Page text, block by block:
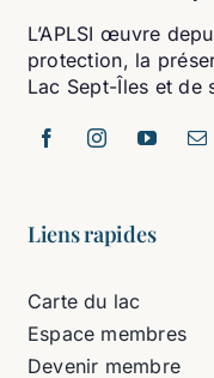
L’APLSI œuvre
protection, la
Lac Sept-Îles et de
Liens rapides
Carte du lac
Espace membres
Devenir membre